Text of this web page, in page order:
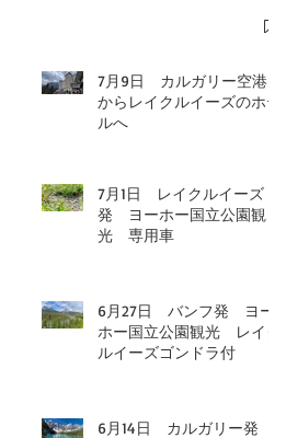
7月9日 カルガリー空港
からレイクルイーズのホテ
ルへ
7月1日 レイクルイーズ
発 ヨーホー国立公園観
光 専用車
6月27日 バンフ発 ヨー
ホー国立公園観光 レイク
ルイーズゴンドラ付
6月14日 カルガリー発